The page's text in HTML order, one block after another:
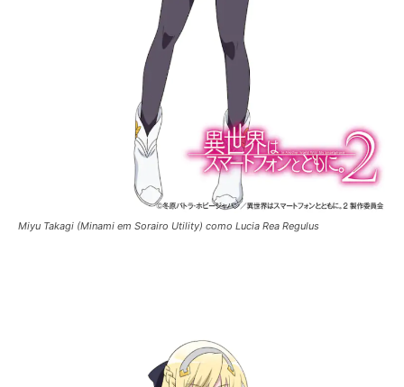
Miyu Takagi (Minami em Sorairo Utility) como Lucia Rea Regulus